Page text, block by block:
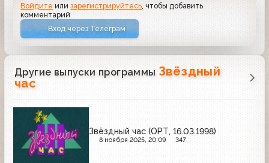
Войдите илизарегистрируйтесь, чтобы добавить
комментарий
Вход через Телеграм
Другие выпуски программы Звёздный
час
Звёздный час (ОРТ, 16.03.1998)
8 ноября 2025, 20:09 347